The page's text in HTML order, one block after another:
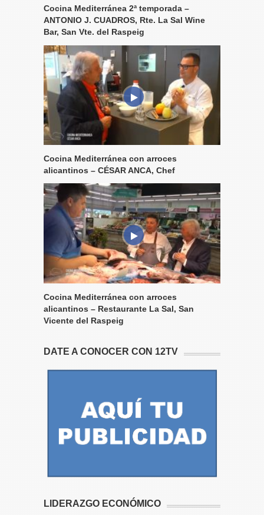
Cocina Mediterránea 2ª temporada –
ANTONIO J. CUADROS, Rte. La Sal Wine
Bar, San Vte. del Raspeig
Cocina Mediterránea con arroces
alicantinos – CÉSAR ANCA, Chef
Cocina Mediterránea con arroces
alicantinos – Restaurante La Sal, San
Vicente del Raspeig
DATE A CONOCER CON 12TV
LIDERAZGO ECONÓMICO